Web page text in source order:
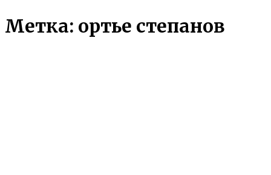
Метка: ортье степанов